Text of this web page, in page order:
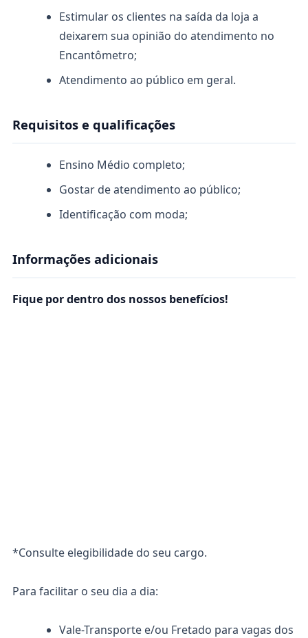
Estimular os clientes na saída da loja a
deixarem sua opinião do atendimento no
Encantômetro;
Atendimento ao público em geral.
Requisitos e qualificações
Ensino Médio completo;
Gostar de atendimento ao público;
Identificação com moda;
Informações adicionais
Fique por dentro dos nossos benefícios!
*Consulte elegibilidade do seu cargo.
Para facilitar o seu dia a dia:
Vale-Transporte e/ou Fretado para vagas dos